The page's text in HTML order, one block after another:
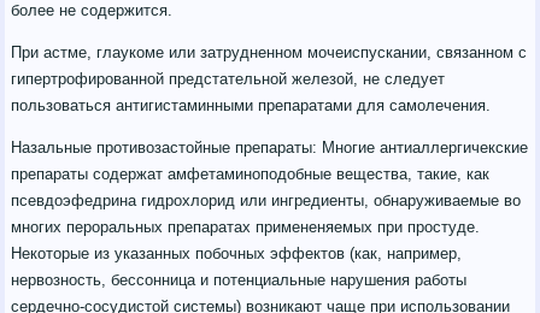
более не содержится.
При астме, глаукоме или затрудненном мочеиспускании, связанном с
гипертрофированной предстательной железой, не следует
пользоваться антигистаминными препаратами для самолечения.
Назальные противозастойные препараты: Многие антиаллергичекские
препараты содержат амфетаминоподобные вещества, такие, как
псевдоэфедрина гидрохлорид или ингредиенты, обнаруживаемые во
многих пероральных препаратах примененяемых при простуде.
Некоторые из указанных побочных эффектов (как, например,
нервозность, бессонница и потенциальные нарушения работы
сердечно-сосудистой системы) возникают чаще при использовании